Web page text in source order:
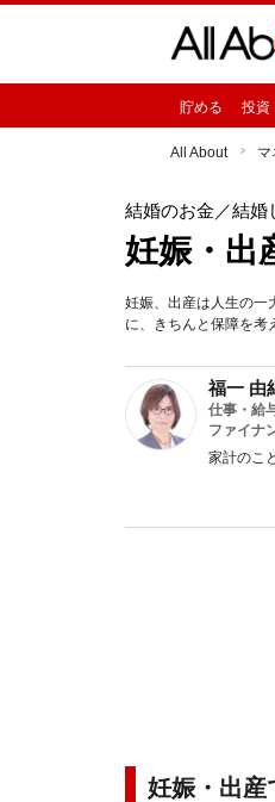
貯める 投資
All About マ
結婚のお金 ／結婚
妊娠・出
妊娠、出産は人生の一
に、きちんと保障を考
福一 由
仕事・給
ファイナ
家計のこ
妊娠・出産